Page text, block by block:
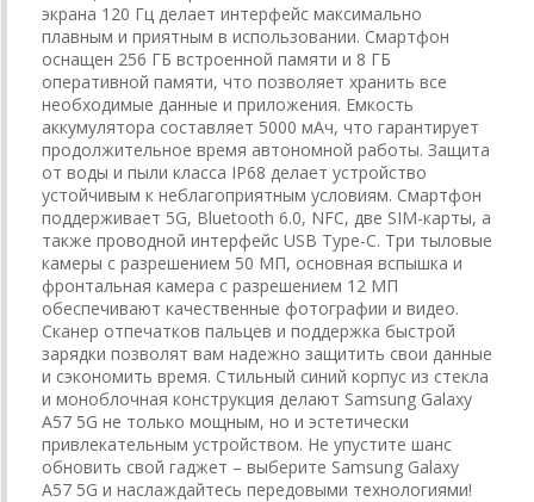
экрана 120 Гц делает интерфейс максимально
плавным и приятным в использовании. Смартфон
оснащен 256 ГБ встроенной памяти и 8 ГБ
оперативной памяти, что позволяет хранить все
необходимые данные и приложения. Емкость
аккумулятора составляет 5000 мАч, что гарантирует
продолжительное время автономной работы. Защита
от воды и пыли класса IP68 делает устройство
устойчивым к неблагоприятным условиям. Смартфон
поддерживает 5G, Bluetooth 6.0, NFC, две SIM-карты, а
также проводной интерфейс USB Type-C. Три тыловые
камеры с разрешением 50 МП, основная вспышка и
фронтальная камера с разрешением 12 МП
обеспечивают качественные фотографии и видео.
Сканер отпечатков пальцев и поддержка быстрой
зарядки позволят вам надежно защитить свои данные
и сэкономить время. Стильный синий корпус из стекла
и моноблочная конструкция делают Samsung Galaxy
A57 5G не только мощным, но и эстетически
привлекательным устройством. Не упустите шанс
обновить свой гаджет – выберите Samsung Galaxy
A57 5G и наслаждайтесь передовыми технологиями!